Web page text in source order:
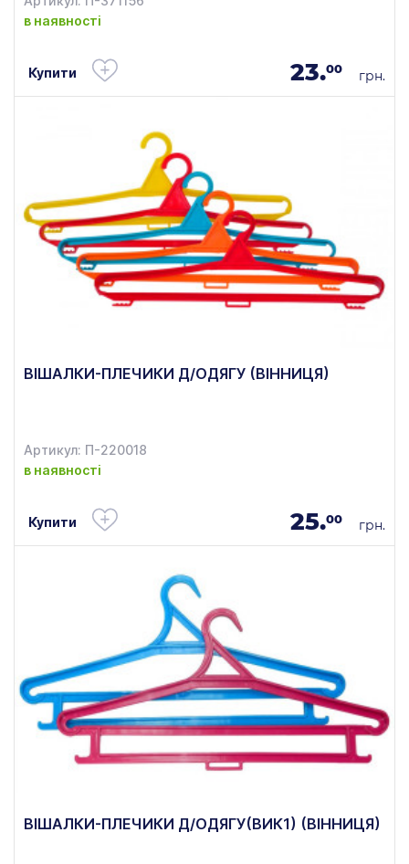
в наявності
Купити 23.00 грн.
ВІШАЛКИ-ПЛЕЧИКИ Д/ОДЯГУ (ВІННИЦЯ)
Артикул: П-220018
в наявності
Купити 25.00 грн.
ВІШАЛКИ-ПЛЕЧИКИ Д/ОДЯГУ(ВИК1) (ВІННИЦЯ)